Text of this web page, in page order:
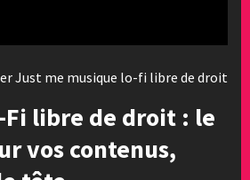
Just me musique lo-fi libre de droit
Fi libre de droit : le
vos contenus,